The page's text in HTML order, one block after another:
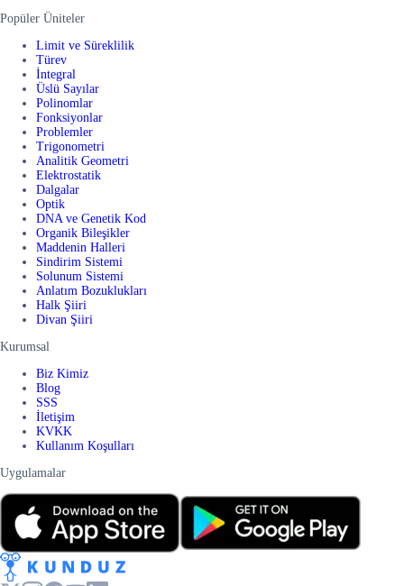
Popüler Üniteler
Limit ve Süreklilik
Türev
İntegral
Üslü Sayılar
Polinomlar
Fonksiyonlar
Problemler
Trigonometri
Analitik Geometri
Elektrostatik
Dalgalar
Optik
DNA ve Genetik Kod
Organik Bileşikler
Maddenin Halleri
Sindirim Sistemi
Solunum Sistemi
Anlatım Bozuklukları
Halk Şiiri
Divan Şiiri
Kurumsal
Biz Kimiz
Blog
SSS
İletişim
KVKK
Kullanım Koşulları
Uygulamalar